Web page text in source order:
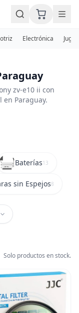
Electrónica
zv-e10 ii con
Paraguay.
Baterías13
sin Espejos8
Solo productos en stock.